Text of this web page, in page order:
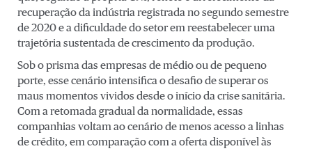
recuperação da indústria registrada no segundo semestre
de 2020 e a dificuldade do setor em reestabelecer uma
trajetória sustentada de crescimento da produção.
Sob o prisma das empresas de médio ou de pequeno
porte, esse cenário intensifica o desafio de superar os
maus momentos vividos desde o início da crise sanitária.
Com a retomada gradual da normalidade, essas
companhias voltam ao cenário de menos acesso a linhas
de crédito, em comparação com a oferta disponível às